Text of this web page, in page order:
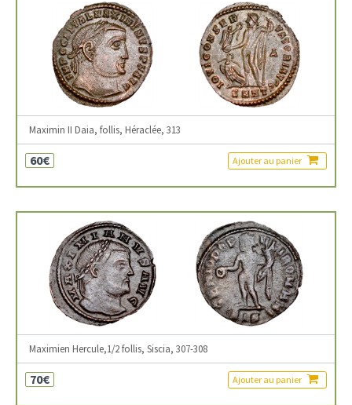
Maximin II Daia, follis, Héraclée, 313
60€ Ajouter au panier
Maximien Hercule,1/2 follis, Siscia, 307-308
70€ Ajouter au panier